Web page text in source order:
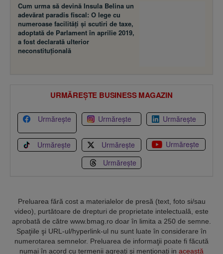
Cum urma să devină Insula Belina un
adevărat paradis fiscal: O lege cu
numeroase facilităţi şi scutiri de taxe,
adoptată de Parlament în aprilie 2019,
a fost declarată ulterior
neconstituţională
URMĂREȘTE BUSINESS MAGAZIN
Urmărește Urmărește Urmărește
Urmărește Urmărește
Urmărește
Urmărește
Preluarea fără cost a materialelor de presă (text, foto si/sau
video), purtătoare de drepturi de proprietate intelectuală, este
aprobată de către www.bmag.ro doar în limita a 250 de semne.
Spaţiile şi URL-ul/hyperlink-ul nu sunt luate în considerare în
numerotarea semnelor. Preluarea de informaţii poate fi făcută
numai în acord cu termenii agreaţi şi menţionaţi in această